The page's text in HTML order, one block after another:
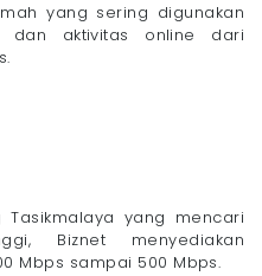
yang sering digunakan
dan aktivitas online dari
yang mencari
Biznet menyediakan
Mbps sampai 500 Mbps.